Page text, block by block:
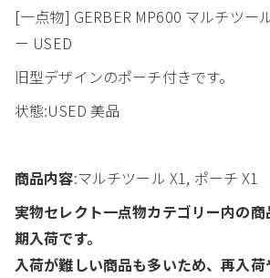
[一点物] GERBER MP600 マルチツー
ー USED
旧型デザインのポーチ付きです。
状態:USED 美品
商品内容:マルチツール X1, ポーチ X1
実物セレクト一点物カテゴリー内の商
期入荷です。
入荷が難しい商品も多いため、再入